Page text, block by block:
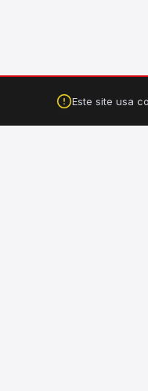
no WhatsApp
(94) 99149-3550
Este site usa